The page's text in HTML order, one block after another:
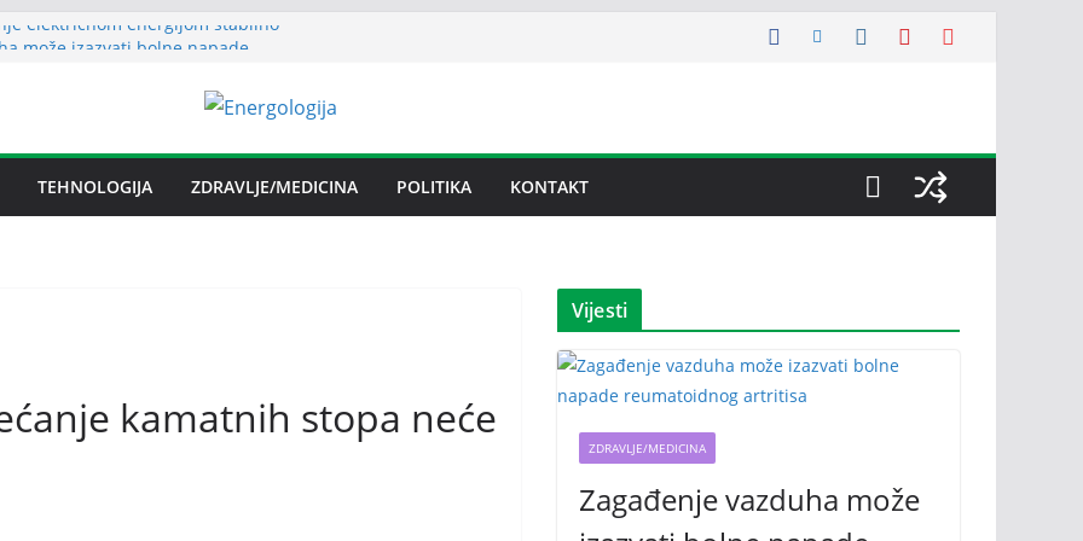
električnom energijom stabilno
Zenica: moguće donošenje odluke
spor RiTE Ugljevik i Elektrogospodarstva
TEHNOLOGIJA ZDRAVLJE/MEDICINA POLITIKA KONTAKT
kamatnih stopa neće
Vijesti
ZDRAVLJE/MEDICINA
Zagađenje vazduha može